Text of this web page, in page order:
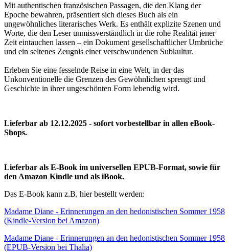
Mit authentischen französischen Passagen, die den Klang der
Epoche bewahren, präsentiert sich dieses Buch als ein
ungewöhnliches literarisches Werk. Es enthält explizite Szenen und
Worte, die den Leser unmissverständlich in die rohe Realität jener
Zeit eintauchen lassen – ein Dokument gesellschaftlicher Umbrüche
und ein seltenes Zeugnis einer verschwundenen Subkultur.
Erleben Sie eine fesselnde Reise in eine Welt, in der das
Unkonventionelle die Grenzen des Gewöhnlichen sprengt und
Geschichte in ihrer ungeschönten Form lebendig wird.
Lieferbar ab 12.12.2025 - sofort vorbestellbar in allen eBook-
Shops.
Lieferbar als E-Book im universellen EPUB-Format, sowie für
den Amazon Kindle und als iBook.
Das E-Book kann z.B. hier bestellt werden:
Madame Diane - Erinnerungen an den hedonistischen Sommer 1958
(Kindle-Version bei Amazon)
Madame Diane - Erinnerungen an den hedonistischen Sommer 1958
(EPUB-Version bei Thalia)